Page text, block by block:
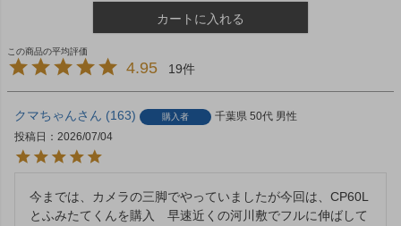
カートに入れる
4.95 19
クマちゃん 163 購入者 千葉県 50代 男性
投稿日
2026/07/04
今までは、カメラの三脚でやっていましたが今回は、CP60L
とふみたてくんを購入　早速近くの河川敷でフルに伸ばして